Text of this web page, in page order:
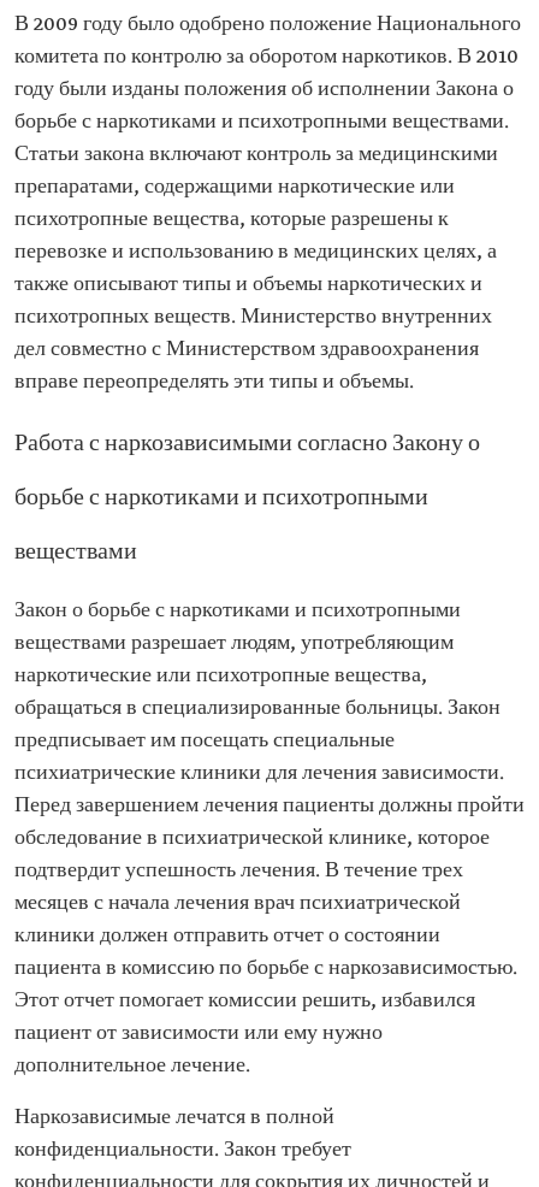
В 2009 году было одобрено положение Национального
комитета по контролю за оборотом наркотиков. В 2010
году были изданы положения об исполнении Закона о
борьбе с наркотиками и психотропными веществами.
Статьи закона включают контроль за медицинскими
препаратами, содержащими наркотические или
психотропные вещества, которые разрешены к
перевозке и использованию в медицинских целях, а
также описывают типы и объемы наркотических и
психотропных веществ. Министерство внутренних
дел совместно с Министерством здравоохранения
вправе переопределять эти типы и объемы.
Работа с наркозависимыми согласно Закону о
борьбе с наркотиками и психотропными
веществами
Закон о борьбе с наркотиками и психотропными
веществами разрешает людям, употребляющим
наркотические или психотропные вещества,
обращаться в специализированные больницы. Закон
предписывает им посещать специальные
психиатрические клиники для лечения зависимости.
Перед завершением лечения пациенты должны пройти
обследование в психиатрической клинике, которое
подтвердит успешность лечения. В течение трех
месяцев с начала лечения врач психиатрической
клиники должен отправить отчет о состоянии
пациента в комиссию по борьбе с наркозависимостью.
Этот отчет помогает комиссии решить, избавился
пациент от зависимости или ему нужно
дополнительное лечение.
Наркозависимые лечатся в полной
конфиденциальности. Закон требует